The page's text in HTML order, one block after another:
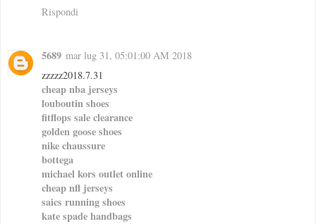
Rispondi
5689 mar lug 31, 05:01:00 AM 2018
zzzzz2018.7.31
cheap nba jerseys
louboutin shoes
fitflops sale clearance
golden goose shoes
nike chaussure
bottega
michael kors outlet online
cheap nfl jerseys
saics running shoes
kate spade handbags